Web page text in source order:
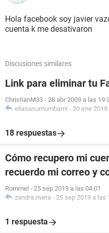
Hola facebook soy javier
cuenta k me desativaron
Discusiones similares
Link para eliminar tu
ChristianM33 - 28 abr 2009 a las
eliasasumumbami - 20 ene
18 respuestas
Cómo recupero mi
recuerdo mi correo y
Rommel - 25 sep 2019 a las 04:01
zandra.rivera - 25 sep 2019 a las
1 respuesta